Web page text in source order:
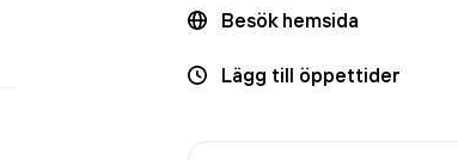
Besök hemsida
Lägg till öppettider